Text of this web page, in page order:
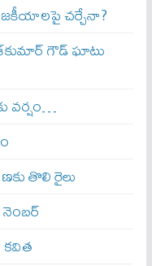
చర్చేనా?
గౌడ్ ఘాటు
వర్షం…
తొలి రైలు
కవిత